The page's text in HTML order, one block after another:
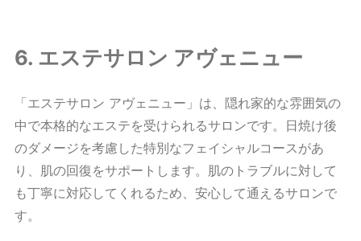
6. エステサロン アヴェニュー
「エステサロン アヴェニュー」は、隠れ家的な雰囲気の
中で本格的なエステを受けられるサロンです。日焼け後
のダメージを考慮した特別なフェイシャルコースがあ
り、肌の回復をサポートします。肌のトラブルに対して
も丁寧に対応してくれるため、安心して通えるサロンで
す。